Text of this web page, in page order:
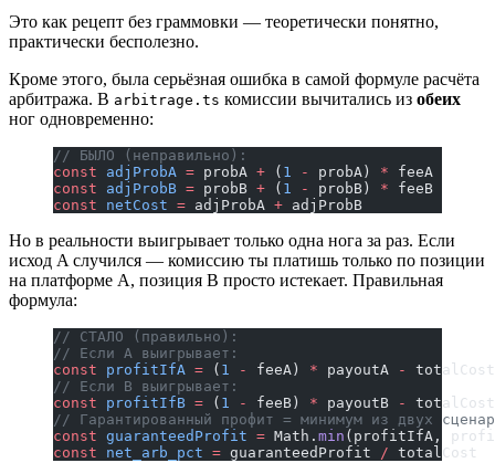
Это как рецепт без граммовки — теоретически понятно,
практически бесполезно.
Кроме этого, была серьёзная ошибка в самой формуле расчёта
арбитража. В arbitrage.ts комиссии вычитались из обеих
ног одновременно:
// БЫЛО (неправильно):
const adjProbA = probA + ( 1 - probA) * feeA
const adjProbB = probB + ( 1 - probB) * feeB
const netCost = adjProbA + adjProbB
Но в реальности выигрывает только одна нога за раз. Если
исход A случился — комиссию ты платишь только по позиции
на платформе A, позиция B просто истекает. Правильная
формула:
// СТАЛО (правильно):
// Если A выигрывает:
const profitIfA = ( 1 - feeA) * payoutA -
totalCost
// Если B выигрывает:
const profitIfB = ( 1 - feeB) * payoutB -
totalCost
// Гарантированный профит = минимум из двух
const guaranteedProfit = Math. min (profitIfA,
const net_arb_pct = guaranteedProfit / totalCost